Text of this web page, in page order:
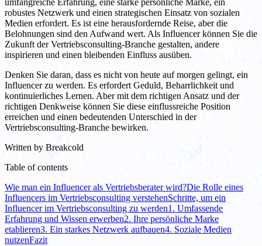
umfangreiche Erfahrung, eine starke persönliche Marke, ein
robustes Netzwerk und einen strategischen Einsatz von sozialen
Medien erfordert. Es ist eine herausfordernde Reise, aber die
Belohnungen sind den Aufwand wert. Als Influencer können Sie die
Zukunft der Vertriebsconsulting-Branche gestalten, andere
inspirieren und einen bleibenden Einfluss ausüben.
Denken Sie daran, dass es nicht von heute auf morgen gelingt, ein
Influencer zu werden. Es erfordert Geduld, Beharrlichkeit und
kontinuierliches Lernen. Aber mit dem richtigen Ansatz und der
richtigen Denkweise können Sie diese einflussreiche Position
erreichen und einen bedeutenden Unterschied in der
Vertriebsconsulting-Branche bewirken.
Written by Breakcold
Table of contents
Wie man ein Influencer als Vertriebsberater wird?Die Rolle eines
Influencers im Vertriebsconsulting verstehenSchritte, um ein
Influencer im Vertriebsconsulting zu werden1. Umfassende
Erfahrung und Wissen erwerben2. Ihre persönliche Marke
etablieren3. Ein starkes Netzwerk aufbauen4. Soziale Medien
nutzenFazit